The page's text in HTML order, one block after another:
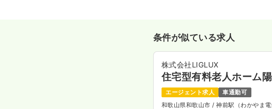
条件が似ている求人
株式会社LIGLUX
住宅型有料老人ホーム
エージェント求人
車通勤可
和歌山県和歌山市/ 神前駅（わかやま